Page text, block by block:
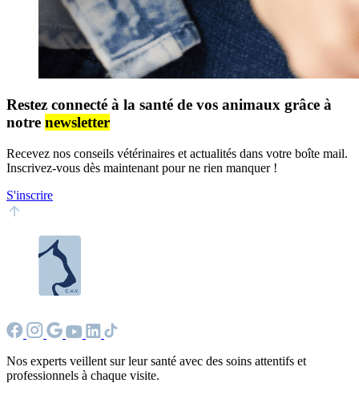
Restez connecté à la santé de vos animaux grâce à
notre newsletter
Recevez nos conseils vétérinaires et actualités dans votre boîte mail.
Inscrivez-vous dès maintenant pour ne rien manquer !
S'inscrire
Nos experts veillent sur leur santé avec des soins attentifs et
professionnels à chaque visite.